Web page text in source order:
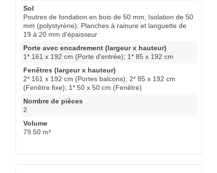
Sol
Poutres de fondation en bois de 50 mm; Isolation de 50
mm (polystyrène); Planches à rainure et languette de
19 à 20 mm d'épaisseur
Porte avec encadrement (largeur x hauteur)
1* 161 x 192 cm (Porte d'entrée); 1* 85 x 192 cm
Fenêtres (largeur x hauteur)
2* 161 x 192 cm (Portes balcons); 2* 85 x 192 cm
(Fenêtre fixe); 1* 50 x 50 cm (Fenêtre)
Nombre de pièces
2
Volume
79.50 m³